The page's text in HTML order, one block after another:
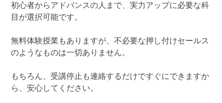
初心者からアドバンスの人まで、実力アップに必要な科
目が選択可能です。
無料体験授業もありますが、不必要な押し付けセールス
のようなものは一切ありません。
もちろん、受講停止も連絡するだけですぐにできますか
ら、安心してください。